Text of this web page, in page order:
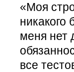
«Моя
никакого
меня нет
все